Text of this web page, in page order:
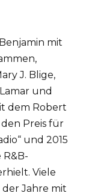
mit
J. Blige,
und
dem Robert
Preis für
und 2015
Viele
Jahre mit